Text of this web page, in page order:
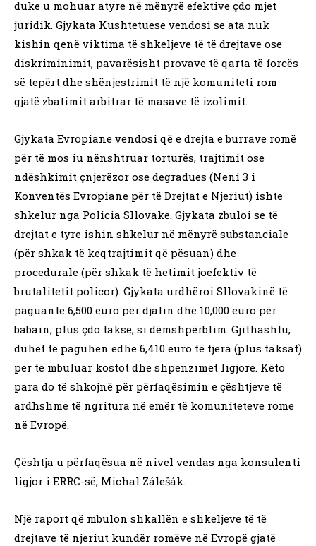
duke u mohuar atyre në mënyrë efektive çdo mjet
juridik. Gjykata Kushtetuese vendosi se ata nuk
kishin qenë viktima të shkeljeve të të drejtave ose
diskriminimit, pavarësisht provave të qarta të forcës
së tepërt dhe shënjestrimit të një komuniteti rom
gjatë zbatimit arbitrar të masave të izolimit.
Gjykata Evropiane vendosi që e drejta e burrave romë
për të mos iu nënshtruar torturës, trajtimit ose
ndëshkimit çnjerëzor ose degradues (Neni 3 i
Konventës Evropiane për të Drejtat e Njeriut) ishte
shkelur nga Policia Sllovake. Gjykata zbuloi se të
drejtat e tyre ishin shkelur në mënyrë substanciale
(për shkak të keqtrajtimit që pësuan) dhe
procedurale (për shkak të hetimit joefektiv të
brutalitetit policor). Gjykata urdhëroi Sllovakinë të
paguante 6,500 euro për djalin dhe 10,000 euro për
babain, plus çdo taksë, si dëmshpërblim. Gjithashtu,
duhet të paguhen edhe 6,410 euro të tjera (plus taksat)
për të mbuluar kostot dhe shpenzimet ligjore. Këto
para do të shkojnë për përfaqësimin e çështjeve të
ardhshme të ngritura në emër të komuniteteve rome
në Evropë.
Çështja u përfaqësua në nivel vendas nga konsulenti
ligjor i ERRC-së, Michal Zálešák.
Një raport që mbulon shkallën e shkeljeve të të
drejtave të njeriut kundër romëve në Evropë gjatë